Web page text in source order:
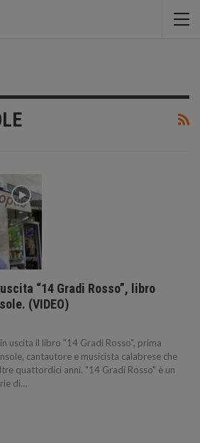
“14 Gradi Rosso”, libro
(VIDEO)
uscita il libro "14 Gradi Rosso", prima
cantautore e musicista calabrese che
quattordici anni. "14 Gradi Rosso" è un
di…